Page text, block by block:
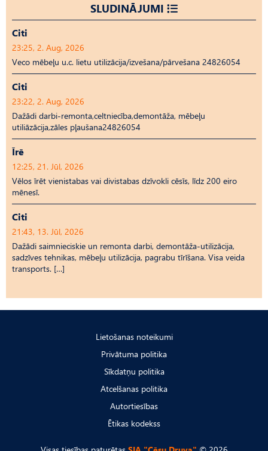
SLUDINĀJUMI
Citi
23:25, 2. Aug, 2026
Veco mēbeļu u.c. lietu utilizācija/izvešana/pārvešana 24826054
Citi
23:22, 2. Aug, 2026
Dažādi darbi-remonta,celtniecība,demontāža, mēbeļu
utiliāzācija,zāles pļaušana24826054
Īrē
12:25, 21. Jūl, 2026
Vēlos īrēt vienistabas vai divistabas dzīvokli cēsīs, līdz 200 eiro
mēnesī.
Citi
21:43, 13. Jūl, 2026
Dažādi saimnieciskie un remonta darbi, demontāža-utilizācija,
sadzīves tehnikas, mēbeļu utilizācija, pagrabu tīrīšana. Visa veida
transports. […]
Lietošanas noteikumi
Privātuma politika
Sīkdatņu politika
Atcelšanas politika
Autortiesības
Ētikas kodekss